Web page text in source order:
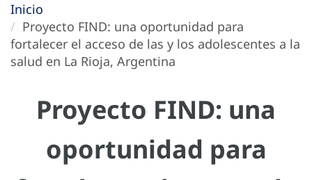
Inicio
Proyecto FIND: una oportunidad para
fortalecer el acceso de las y los adolescentes a la
salud en La Rioja, Argentina
Proyecto FIND: una
oportunidad para